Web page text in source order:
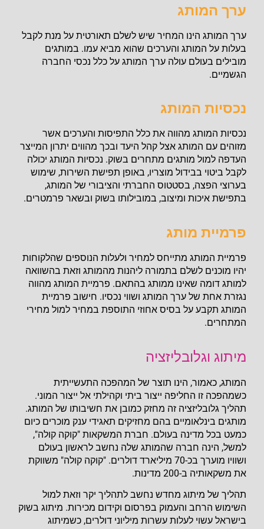
ערך המותג
ערך המותג הינו המחיר שיש לשלם תאורטית על מנת לקבל
בעלות על המותג והערכים שהוא מביא עמו. במותגים
מובילים בעולם עולה ערך המותג על כלל נכסי החברה
הגשמיים.
נכסיות המותג
נכסיות המותג מהווה את כלל התפיסות והערכים אשר
מזוהים עם המותג אצל קהל היעד ובכך מהווים יתרון המייצר
העדפה למול מותגים מתחרים בשוק. נכסיות המותג יכולה
לקבל ביטוי בבידול מוצריו, באופן תפישת השירות, שימוש
בערוצי הפצה, בסטטוס החברתי והציבורי של המותג,
בתפישת איכות ומיצוב, במובילותו בשוק ובשאר פרמטרים.
פרמיית מותג
פרמיית המותג מתייחס למחיר ולעלות הנוספים שהלקוחות
יהיו מוכנים לשלם בתמורה ליהנות מהמותג וזאת בהשוואה
למותג דומה שאינו ממותג בהתאם. פרמיית המותג מהווה
נגזרת אחת של ערך המותג ושווי נכסיו. חישוב פרמיית
המותג תקבע על בסיס אחוזי התוספת במחיר למול מחירי
המתחרים.
מיתוג וגלובליזציה
המותג, כאמור, הינו תוצר של המהפכה התעשייתית
כשמהפכה זו החליפה ייצור ביתי וקהילתי אל ייצור המוני.
תהליך גלובליזציה זה מחזק כמובן את חשיבותו של המותג.
מותגים בינלאומיים בהם מחזיקים תאגידי ענק מוכרים כיום
כמעט בכל מדינה בעולם. חברת המשקאות "קוקה קולה",
למשל, הינה חברה שהמותג שלה נחשב לראשון בעולם
ושוויו מוערך בכ-70 מיליארד דולרים. "קוקה קולה" משווקת
את משקאותיה ב-200 מדינות.
תהליך של מיתוג מחדש נחשב לתהליך יקר וזאת למול
השימוש הרחב והעמוק בפרסום וקידום מכירות. מיתוג בשוק
בישראל עשוי לעלות עשרות מיליוני דולרים, כשמיתוג